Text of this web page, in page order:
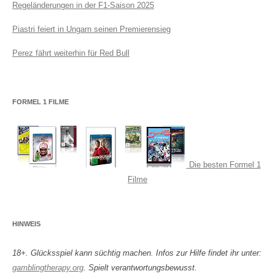
Regeländerungen in der F1-Saison 2025
Piastri feiert in Ungarn seinen Premierensieg
Perez fährt weiterhin für Red Bull
FORMEL 1 FILME
Die besten Formel 1
Filme
HINWEIS
18+. Glücksspiel kann süchtig machen. Infos zur Hilfe findet ihr unter:
gamblingtherapy.org. Spielt verantwortungsbewusst.